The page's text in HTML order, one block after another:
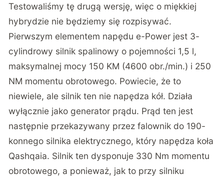
Testowaliśmy tę drugą wersję, więc o miękkiej
hybrydzie nie będziemy się rozpisywać.
Pierwszym elementem napędu e-Power jest 3-
cylindrowy silnik spalinowy o pojemności 1,5 l,
maksymalnej mocy 150 KM (4600 obr./min.) i 250
NM momentu obrotowego. Powiecie, że to
niewiele, ale silnik ten nie napędza kół. Działa
wyłącznie jako generator prądu. Prąd ten jest
następnie przekazywany przez falownik do 190-
konnego silnika elektrycznego, który napędza koła
Qashqaia. Silnik ten dysponuje 330 Nm momentu
obrotowego, a ponieważ, jak to przy silniku